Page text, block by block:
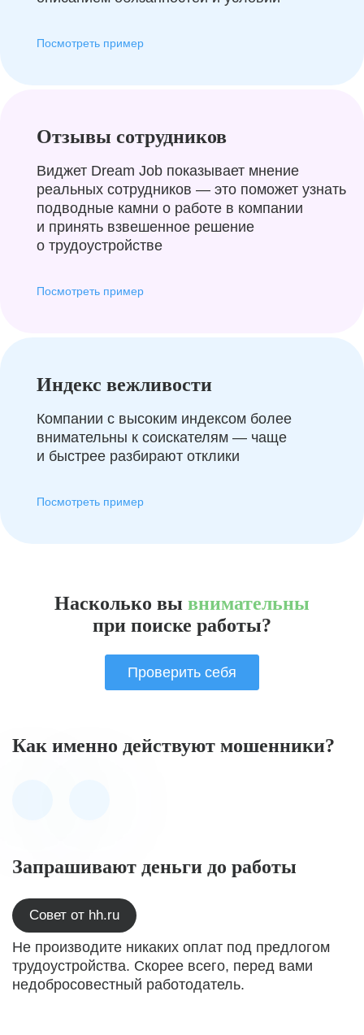
Посмотреть пример
Отзывы сотрудников
Виджет Dream Job показывает мнение
реальных сотрудников — это поможет узнать
подводные камни о работе в компании
и принять взвешенное решение
о трудоустройстве
Посмотреть пример
Индекс вежливости
Компании с высоким индексом более
внимательны к соискателям — чаще
и быстрее разбирают отклики
Посмотреть пример
Насколько вы внимательны
при поиске работы?
Проверить себя
Как именно действуют мошенники?
Запрашивают деньги до работы
Совет от hh.ru
Не производите никаких оплат под предлогом
трудоустройства. Скорее всего, перед вами
недобросовестный работодатель.